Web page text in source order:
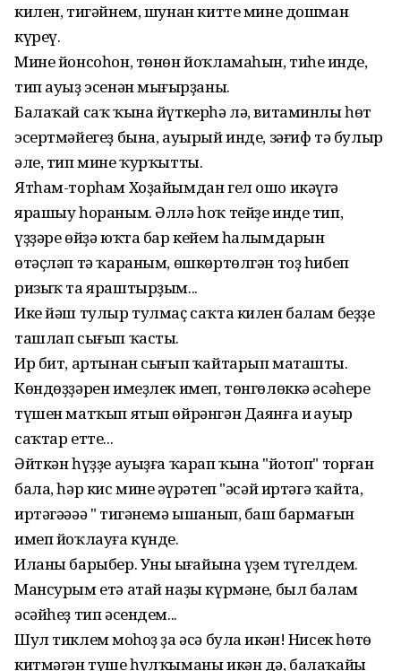
килен, тигәйнем, шунан китте мине дошман
күреү.
Мине йонсоһон, төнөн йоҡламаһын, тиһең инде,
тип ауыҙ эсенән мыңғырҙаны.
Балаҡай саҡ ҡына йүткерһә лә, витаминлы һөт
эсертмәйегеҙ бына, ауырый инде, зәғиф тә булыр
әле, тип мине ҡурҡытты.
Ятһам-торһам Хоҙайымдан гел ошо икәүгә
ярашыу һораным. Әллә һоҡ тейҙе инде тип,
үҙҙәре өйҙә юҡта бар кейем һалымдарын
өтәҫләп тә ҡараным, өшкөртөлгән тоҙ һибеп
ризыҡ та яраштырҙым...
Ике йәш тулыр тулмаҫ саҡта килен балам беҙҙе
ташлап сығып ҡасты.
Ир бит, артынан сығып ҡайтарып маташты.
Көндөҙҙәрен имеҙлек имеп, төнгөлөккә әсәһерең
түшен матҡып ятып өйрәнгән Даянға иң ауыр
саҡтар етте...
Әйткән һүҙҙе ауыҙға ҡарап ҡына "йотоп" торған
бала, һәр кис минең әүрәтеп "әсәй иртәгә ҡайта,
иртәгәәәә " тигәнемә ышанып, баш бармағын
имеп йоҡлауға күнде.
Иланы барыбер. Уның ыңғайына үҙем түгелдем.
Мансурым етә атай наҙы күрмәне, был балам
әсәйһеҙ тип әсендем...
Шул тиклем моңһоҙ ҙа әсә була икән! Нисек һөтө
китмәгән түше һулҡыманы икән дә, балаҡайы